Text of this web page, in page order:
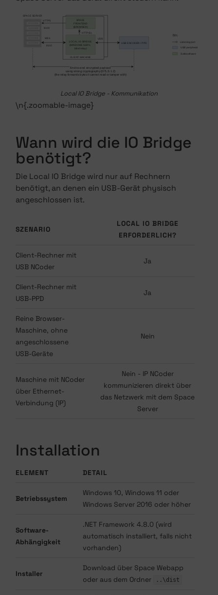
Local IO Bridge - Kommunikation
\n{.zoomable-image}
Wann wird die IO Bridge
benötigt?
Die Local IO Bridge wird nur auf Rechnern
benötigt, an denen ein USB-Gerät physisch
angeschlossen ist.
SZENARIO
LOCAL IO BRIDGE
ERFORDERLICH?
Client-Rechner mit
USB NCoder
Ja
Client-Rechner mit
USB-PPD
Ja
Reine Browser-
Maschine, ohne
angeschlossene
USB-Geräte
Nein
Maschine mit NCoder
über Ethernet-
Verbindung (IP)
Nein - IP NCoder
kommunizieren direkt über
das Netzwerk mit dem Space
Server
Installation
ELEMENT DETAIL
Betriebssystem
Windows 10, Windows 11 oder
Windows Server 2016 oder höher
Software-
Abhängigkeit
.NET Framework 4.8.0 (wird
automatisch installiert, falls nicht
vorhanden)
Installer
Download über Space Webapp
oder aus dem Ordner
..\dist